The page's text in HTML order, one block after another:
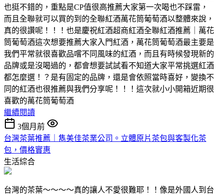
也挺不錯的，重點是CP值很高推薦大家第一次喝也不踩雷，
而且全聯就可以買的到的全聯紅酒萬花筒葡萄酒以整體來說，
真的很讚呢！！！也是慶祝紅酒超商紅酒全聯紅酒推薦｜萬花
筒葡萄酒這次想要推薦大家入門紅酒，萬花筒葡萄酒最主要是
我們平常就很喜歡品嚐不同風味的紅酒，而且有時候發現新的
品牌或是沒喝過的，都會想要試試看不知道大家平常挑選紅酒
都怎麼選！？是有固定的品牌，還是會依照當時喜好，變換不
同的紅酒也很推薦與我們分享呢！！！這次就小小開箱近期很
喜歡的萬花筒葡萄酒
繼續閱讀
3個月前
台灣茶葉推薦｜雋美佳茶業公司。立體原片茶包與客製化茶
包，價格實惠
生活綜合
台灣的茶葉～～～～真的讓人不愛很難耶！！像是外國人到台